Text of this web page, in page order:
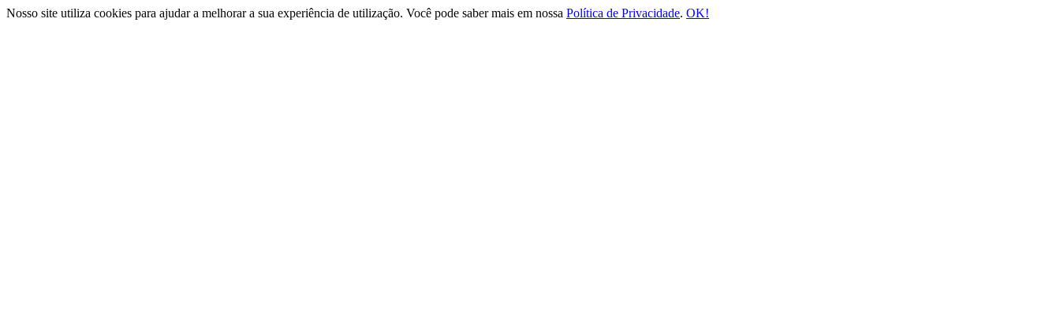
Nosso site utiliza cookies para ajudar a melhorar a sua experiência de utilização. Você pode saber mais em nossa Política de Privacidade. OK!